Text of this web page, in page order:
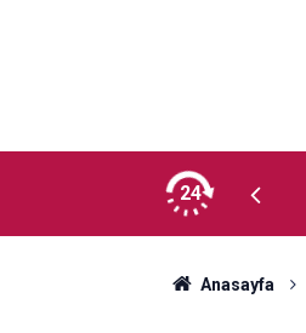
24
kez doğum günü kutladılar
Anasayfa